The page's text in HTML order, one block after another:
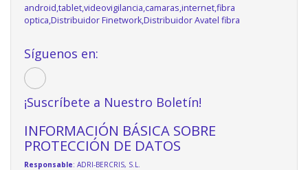
android,tablet,videovigilancia,camaras,internet,fibra
optica,Distribuidor Finetwork,Distribuidor Avatel fibra
Síguenos en:
¡Suscríbete a Nuestro Boletín!
INFORMACIÓN BÁSICA SOBRE
PROTECCIÓN DE DATOS
Responsable: ADRI-BERCRIS, S.L.